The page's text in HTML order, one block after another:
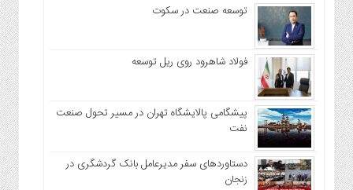
توسعه صنعت در سکوت
فولاد شاهرود روی ریل توسعه
پیشگامی پالایشگاه تهران در مسیر تحول صنعت
نفت
دستاوردهای سفر مدیرعامل بانک گردشگری در
زنجان